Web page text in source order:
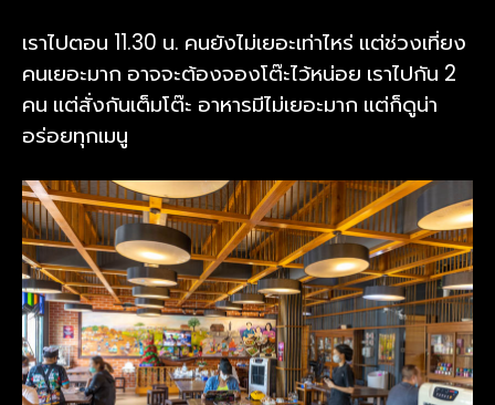
เราไปตอน 11.30 น. คนยังไม่เยอะเท่าไหร่ แต่ช่วงเที่ยง
คนเยอะมาก อาจจะต้องจองโต๊ะไว้หน่อย เราไปกัน 2
คน แต่สั่งกันเต็มโต๊ะ อาหารมีไม่เยอะมาก แต่ก็ดูน่า
อร่อยทุกเมนู